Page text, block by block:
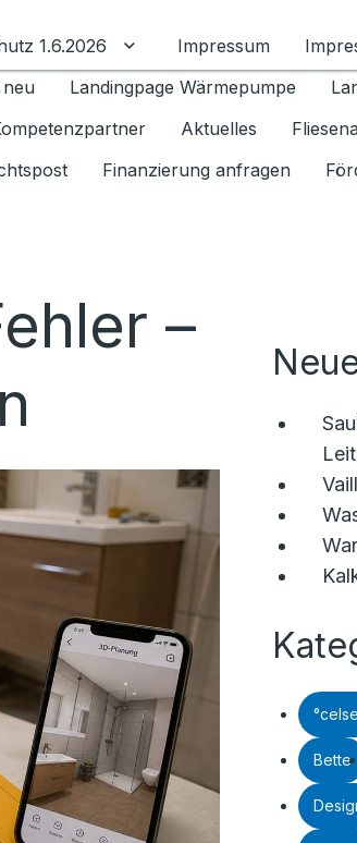
umschalten
1.6.2026 Untermenü für
Impressum
neu Landingpage Wärmepumpe
Aktuelles
Finanzierung anfragen
–
Bette